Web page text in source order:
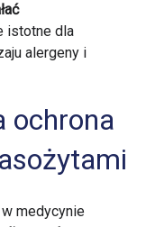
istotne dla
alergeny i
ochrona
medycynie